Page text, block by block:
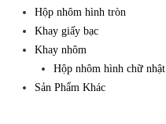
Hộp nhôm hình tròn
Khay giấy bạc
Khay nhôm
Hộp nhôm hình chữ nhật
Sản Phẩm Khác